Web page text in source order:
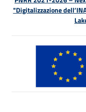
"Digitalizzazione